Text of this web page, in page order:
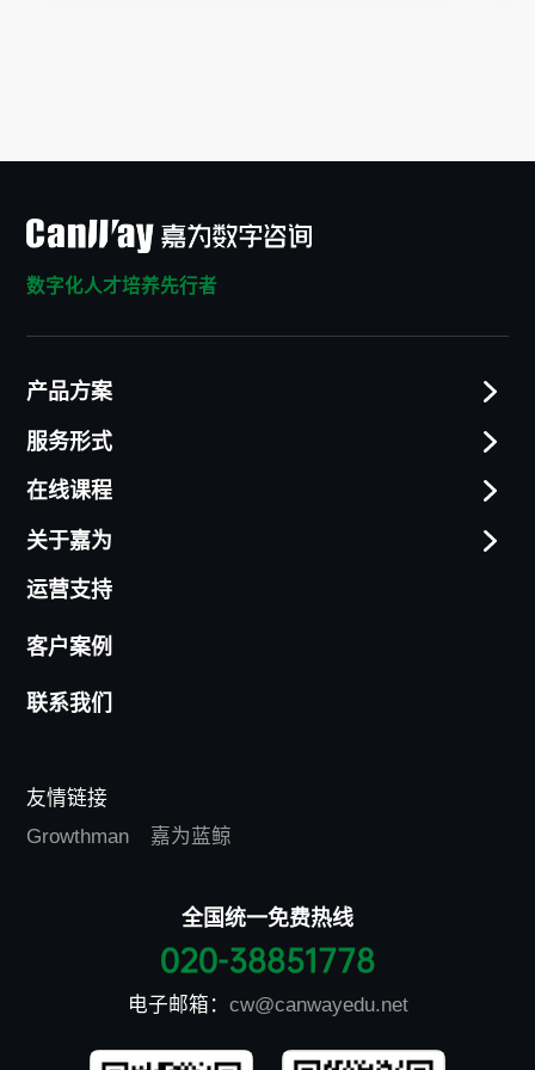
数字化人才培养先行者
产品方案
服务形式
在线课程
关于嘉为
运营支持
客户案例
联系我们
友情链接
Growthman
嘉为蓝鲸
全国统一免费热线
020-38851778
电子邮箱： cw@canwayedu.net